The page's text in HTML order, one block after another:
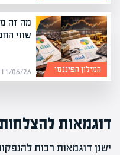
מה זה
שווי
11/06/26 | מערכת אפיק המילון הפיננסי
דוגמאות
ישנן דוגמאות רבות